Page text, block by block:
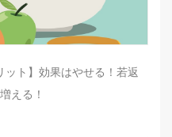
ット】効果はやせる！若返
える！